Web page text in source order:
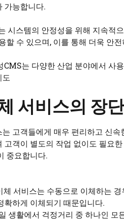
가능합니다.
시스템의 안정성을 위해 지속적
할 수 있으며, 이를 통해 더욱 안
CMS는 다양한 산업 분야에서 사
서비스의 장
고객들에게 매우 편리하고 신
고객이 별도의 작업 없이도 필요
중요합니다.
체 서비스는 수동으로 이체하는
확하게 이체되기 때문입니다.
생활에서 걱정거리 중 하나인